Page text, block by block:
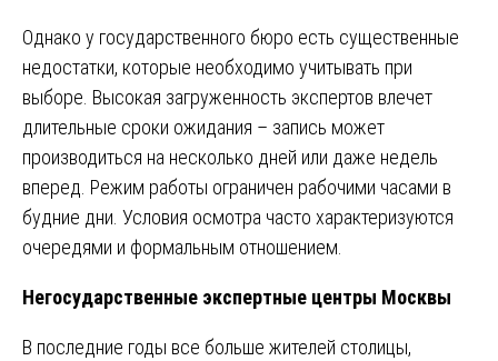
Однако у государственного бюро есть существенные
недостатки, которые необходимо учитывать при
выборе. Высокая загруженность экспертов влечет
длительные сроки ожидания – запись может
производиться на несколько дней или даже недель
вперед. Режим работы ограничен рабочими часами в
будние дни. Условия осмотра часто характеризуются
очередями и формальным отношением.
Негосударственные экспертные центры Москвы
В последние годы все больше жителей столицы,